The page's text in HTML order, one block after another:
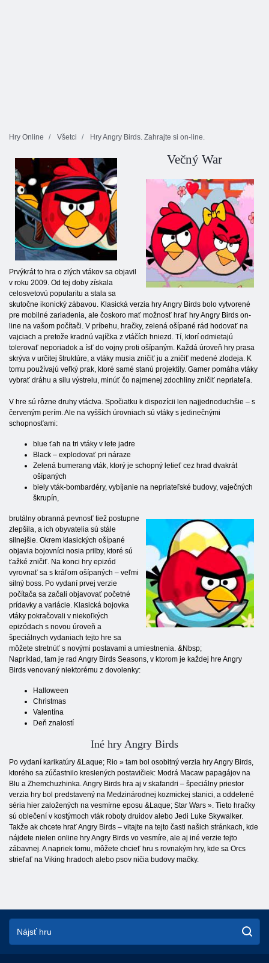
Hry Online Všetci Hry Angry Birds. Zahrajte si on-line.
Večný War
Prvýkrát to hra o zlých vtákov sa objavil
v roku 2009. Od tej doby získala
celosvetovú popularitu a stala sa
skutočne ikonický zábavou. Klasická verzia hry Angry Birds bolo vytvorené
pre mobilné zariadenia, ale čoskoro mať možnosť hrať hry Angry Birds on-
line na vašom počítači. V príbehu, hračky, zelená ošípané rád hodovať na
vajciach a pretože kradnú vajíčka z vtáčích hniezd. Tí, ktorí odmietajú
tolerovať neporiadok a ísť do vojny proti ošípaným. Každá úroveň hry prasa
skrýva v určitej štruktúre, a vtáky musia zničiť ju a zničiť medené zlodeja. K
tomu používajú veľký prak, ktoré samé stanú projektily. Gamer pomáha vtáky
vybrať dráhu a silu výstrelu, minúť čo najmenej zdochliny zničiť nepriateľa.
V hre sú rôzne druhy vtáctva. Spočiatku k dispozícii len najjednoduchšie – s
červeným perím. Ale na vyšších úrovniach sú vtáky s jedinečnými
schopnosťami:
blue ťah na tri vtáky v lete jadre
Black – explodovať pri náraze
Zelená bumerang vták, ktorý je schopný letieť cez hrad dvakrát
ošípaných
biely vták-bombardéry, vybíjanie na nepriateľské budovy, vaječných
škrupín,
brutálny obranná pevnosť tiež postupne
zlepšila, a ich obyvatelia sú stále
silnejšie. Okrem klasických ošípané
objavia bojovníci nosia prilby, ktoré sú
ťažké zničiť. Na konci hry epizód
vyrovnať sa s kráľom ošípaných – veľmi
silný boss. Po vydaní prvej verzie
počítača sa začali objavovať početné
prídavky a variácie. Klasická bojovka
vtáky pokračovali v niekoľkých
epizódach s novou úroveň a
špeciálnych vydaniach tejto hre sa
môžete stretnúť s novými postavami a umiestnenia. &Nbsp;
Napríklad, tam je rad Angry Birds Seasons, v ktorom je každej hre Angry
Birds venovaný niektorému z dovolenky:
Halloween
Christmas
Valentína
Deň znalostí
Iné hry Angry Birds
Po vydaní karikatúry &Laque; Rio » tam bol osobitný verzia hry Angry Birds,
ktorého sa zúčastnilo kreslených postavičiek: Modrá Macaw papagájov na
Blu a Zhemchuzhinka. Angry Birds hra aj v skafandri – špeciálny priestor
verzia hry bol predstavený na Medzinárodnej kozmickej stanici, a oddelené
séria hier založených na vesmírne eposu &Laque; Star Wars ». Tieto hračky
sú oblečení v kostýmoch vták roboty druidov alebo Jedi Luke Skywalker.
Takže ak chcete hrať Angry Birds – vitajte na tejto časti našich stránkach, kde
nájdete nielen online hry Angry Birds vo vesmíre, ale aj iné verzie tejto
zábavnej. A napriek tomu, môžete chcieť hru s rovnakým hry, kde sa Orcs
strieľať na Viking hradoch alebo psov ničia budovy mačky.